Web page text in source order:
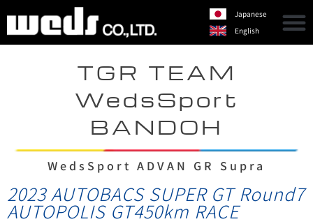
Japanese
English
TGR TEAM
WedsSport
BANDOH
WedsSport ADVAN GR Supra
2023 AUTOBACS SUPER GT Round7
AUTOPOLIS GT450km RACE